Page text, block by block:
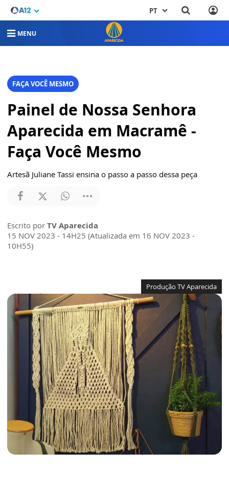
PT
MENU
FAÇA VOCÊ MESMO
Painel de Nossa Senhora
Aparecida em Macramê -
Faça Você Mesmo
Artesã Juliane Tassi ensina o passo a passo dessa peça
Escrito por TV Aparecida
15 NOV 2023 - 14H25 (Atualizada em 16 NOV 2023 -
10H55)
Produção TV Aparecida